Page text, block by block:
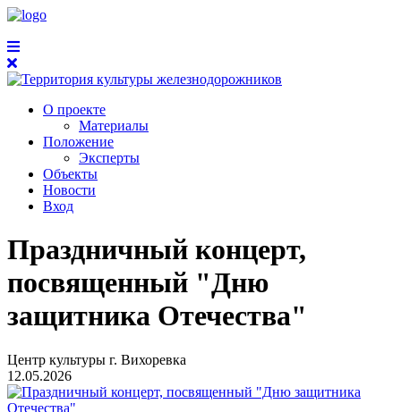
О проекте
Материалы
Положение
Эксперты
Объекты
Новости
Вход
Праздничный концерт,
посвященный "Дню
защитника Отечества"
Центр культуры г. Вихоревка
12.05.2026